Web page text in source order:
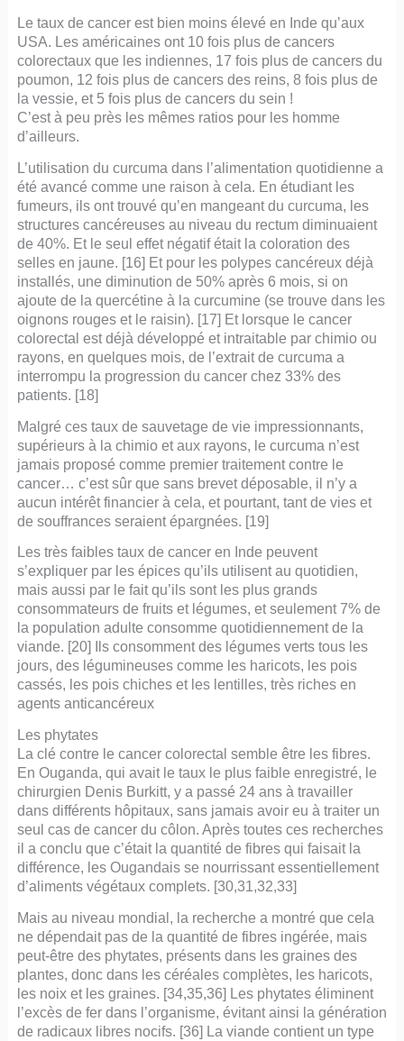
Le taux de cancer est bien moins élevé en Inde qu’aux
USA. Les américaines ont 10 fois plus de cancers
colorectaux que les indiennes, 17 fois plus de cancers du
poumon, 12 fois plus de cancers des reins, 8 fois plus de
la vessie, et 5 fois plus de cancers du sein !
C’est à peu près les mêmes ratios pour les homme
d’ailleurs.
L’utilisation du curcuma dans l’alimentation quotidienne a
été avancé comme une raison à cela. En étudiant les
fumeurs, ils ont trouvé qu’en mangeant du curcuma, les
structures cancéreuses au niveau du rectum diminuaient
de 40%. Et le seul effet négatif était la coloration des
selles en jaune. [16] Et pour les polypes cancéreux déjà
installés, une diminution de 50% après 6 mois, si on
ajoute de la quercétine à la curcumine (se trouve dans les
oignons rouges et le raisin). [17] Et lorsque le cancer
colorectal est déjà développé et intraitable par chimio ou
rayons, en quelques mois, de l’extrait de curcuma a
interrompu la progression du cancer chez 33% des
patients. [18]
Malgré ces taux de sauvetage de vie impressionnants,
supérieurs à la chimio et aux rayons, le curcuma n’est
jamais proposé comme premier traitement contre le
cancer… c’est sûr que sans brevet déposable, il n’y a
aucun intérêt financier à cela, et pourtant, tant de vies et
de souffrances seraient épargnées. [19]
Les très faibles taux de cancer en Inde peuvent
s’expliquer par les épices qu’ils utilisent au quotidien,
mais aussi par le fait qu’ils sont les plus grands
consommateurs de fruits et légumes, et seulement 7% de
la population adulte consomme quotidiennement de la
viande. [20] Ils consomment des légumes verts tous les
jours, des légumineuses comme les haricots, les pois
cassés, les pois chiches et les lentilles, très riches en
agents anticancéreux
Les phytates
La clé contre le cancer colorectal semble être les fibres.
En Ouganda, qui avait le taux le plus faible enregistré, le
chirurgien Denis Burkitt, y a passé 24 ans à travailler
dans différents hôpitaux, sans jamais avoir eu à traiter un
seul cas de cancer du côlon. Après toutes ces recherches
il a conclu que c’était la quantité de fibres qui faisait la
différence, les Ougandais se nourrissant essentiellement
d’aliments végétaux complets. [30,31,32,33]
Mais au niveau mondial, la recherche a montré que cela
ne dépendait pas de la quantité de fibres ingérée, mais
peut-être des phytates, présents dans les graines des
plantes, donc dans les céréales complètes, les haricots,
les noix et les graines. [34,35,36] Les phytates éliminent
l’excès de fer dans l’organisme, évitant ainsi la génération
de radicaux libres nocifs. [36] La viande contient un type